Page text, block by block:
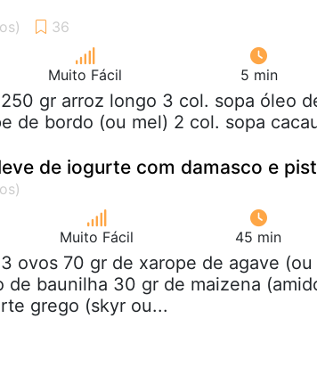
Muito Fácil 5 min
gr arroz longo 3 col. sopa óleo
de bordo (ou mel) 2 col. sopa
de iogurte com damasco e
Muito Fácil 45 min
ovos 70 gr de xarope de agave (ou
de baunilha 30 gr de maizena
grego (skyr ou...